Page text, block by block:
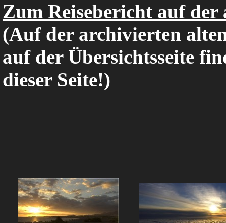
Zum Reisebericht auf der
(Auf der archivierten
auf der Übersichtsseite
dieser Seite!)